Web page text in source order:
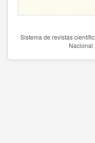
Sistema de revistas
Nacional